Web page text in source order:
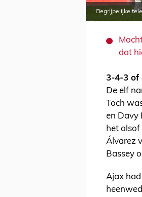
Begrijpelijke
dat
3-4-3 of
De elf
Toch
en Davy
het alsof
Álvarez
Bassey
Ajax had